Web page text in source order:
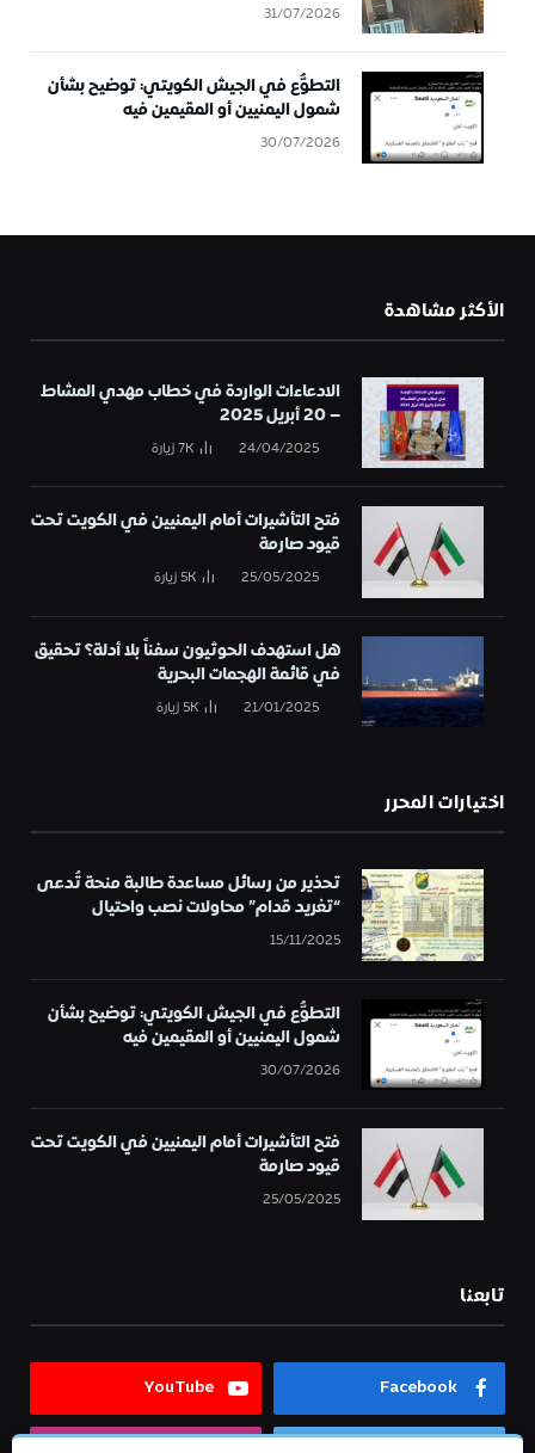
31/07/2026
التطوُّع في الجيش الكويتي: توضيح بشأن
شمول اليمنيين أو المقيمين فيه
30/07/2026
الأكثر مشاهدة
الادعاءات الواردة في خطاب مهدي المشاط
– 20 أبريل 2025
24/04/2025
7Kزيارة
فتح التأشيرات أمام اليمنيين في الكويت تحت
قيود صارمة
25/05/2025
5Kزيارة
هل استهدف الحوثيون سفناً بلا أدلة؟ تحقيق
في قائمة الهجمات البحرية
21/01/2025
5Kزيارة
اختيارات المحرر
تحذير من رسائل مساعدة طالبة منحة تُدعى
“تغريد قدام” محاولات نصب واحتيال
15/11/2025
التطوُّع في الجيش الكويتي: توضيح بشأن
شمول اليمنيين أو المقيمين فيه
30/07/2026
فتح التأشيرات أمام اليمنيين في الكويت تحت
قيود صارمة
25/05/2025
تابعنا
Facebook
YouTube